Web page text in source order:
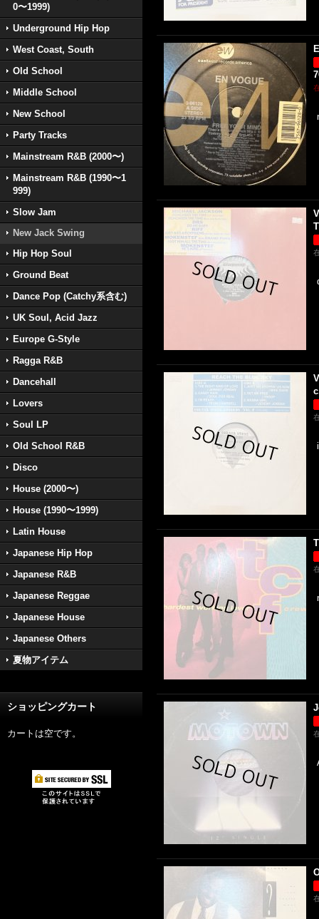
0〜1999)
Underground Hip Hop
West Coast, South
Old School
Middle School
New School
Party Tracks
Mainstream R&B (2000〜)
Mainstream R&B (1990〜1
999)
Slow Jam
New Jack Swing
Hip Hop Soul
Ground Beat
Dance Pop (Catchy系含む)
UK Soul, Acid Jazz
Europe G-Style
Ragga R&B
Dancehall
Lovers
Soul LP
Old School R&B
Disco
House (2000〜)
House (1990〜1999)
Latin House
Japanese Hip Hop
Japanese R&B
Japanese Reggae
Japanese House
Japanese Others
夏物アイテム
ショッピングカート
カートは空です。